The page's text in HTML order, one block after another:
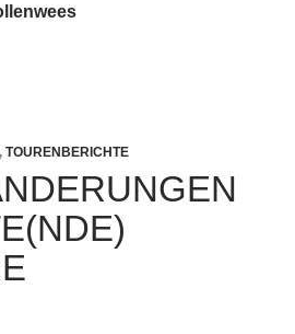
, TOURENBERICHTE